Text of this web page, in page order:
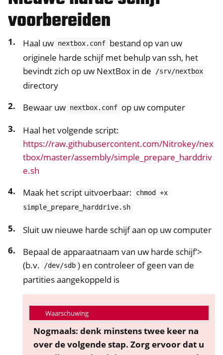
voorbereiden
Haal uw nextbox.conf bestand op van uw
originele harde schijf met behulp van ssh, het
bevindt zich op uw NextBox in de
/srv/nextbox
directory
Bewaar uw nextbox.conf op uw computer
Haal het volgende script:
https://raw.githubusercontent.com/Nitrokey/nex
tbox/master/assembly/simple_prepare_harddriv
e.sh
Maak het script uitvoerbaar:
chmod
+x
simple_prepare_harddrive.sh
Sluit uw nieuwe harde schijf aan op uw computer
Bepaal de apparaatnaam van uw harde schijf’>
(b.v.
/dev/sdb ) en controleer of geen van de
partities aangekoppeld is
Waarschuwing
Nogmaals: denk minstens twee keer na
over de volgende stap. Zorg ervoor dat u